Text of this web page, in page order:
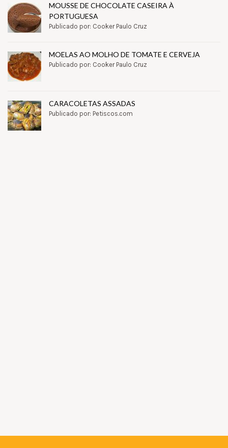
MOUSSE DE CHOCOLATE CASEIRA À
PORTUGUESA
Publicado por: Cooker Paulo Cruz
MOELAS AO MOLHO DE TOMATE E CERVEJA
Publicado por: Cooker Paulo Cruz
CARACOLETAS ASSADAS
Publicado por: Petiscos.com